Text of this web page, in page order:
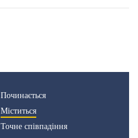
Починається
Міститься
Точне співпадіння